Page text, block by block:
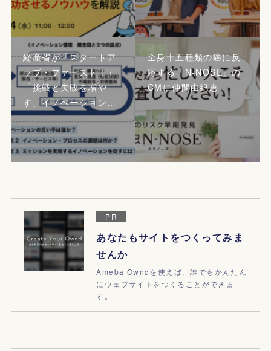
経産省が「スタートア
ップ・ファースト！」
「挑戦と失敗を増や
す」イノベーション…
全身十五種類の癌に反
応する『N-NOSE』の
CMに仲間由紀恵
PR
あなたもサイトをつくってみま
せんか
Ameba Owndを使えば、誰でもかんたん
にウェブサイトをつくることができま
す。